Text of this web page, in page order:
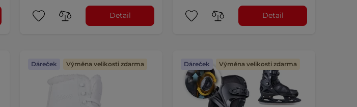
Detail Detail
Dáreček Výměna velikosti zdarma Dáreček Výměna velikosti zdarma